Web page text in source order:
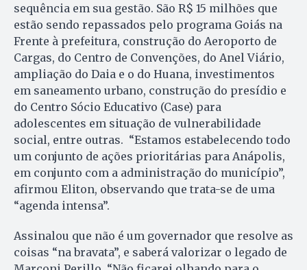
sequência em sua gestão. São R$ 15 milhões que
estão sendo repassados pelo programa Goiás na
Frente à prefeitura, construção do Aeroporto de
Cargas, do Centro de Convenções, do Anel Viário,
ampliação do Daia e o do Huana, investimentos
em saneamento urbano, construção do presídio e
do Centro Sócio Educativo (Case) para
adolescentes em situação de vulnerabilidade
social, entre outras. “Estamos estabelecendo todo
um conjunto de ações prioritárias para Anápolis,
em conjunto com a administração do município”,
afirmou Eliton, observando que trata-se de uma
“agenda intensa”.
Assinalou que não é um governador que resolve as
coisas “na bravata”, e saberá valorizar o legado de